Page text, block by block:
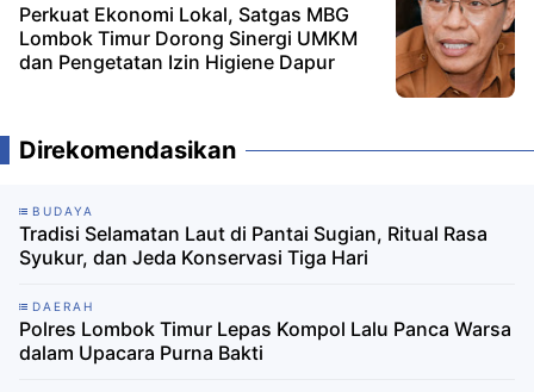
Perkuat Ekonomi Lokal, Satgas MBG
Lombok Timur Dorong Sinergi UMKM
dan Pengetatan Izin Higiene Dapur
Direkomendasikan
BUDAYA
Tradisi Selamatan Laut di Pantai Sugian, Ritual Rasa
Syukur, dan Jeda Konservasi Tiga Hari
DAERAH
Polres Lombok Timur Lepas Kompol Lalu Panca Warsa
dalam Upacara Purna Bakti